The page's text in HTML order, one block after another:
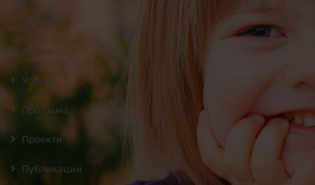
Почетна
За нас
Услуги
Програмa
Проекти
Публикации